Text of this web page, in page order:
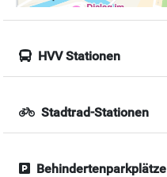
HVV Stationen
Stadtrad-Stationen
Behindertenparkplätze